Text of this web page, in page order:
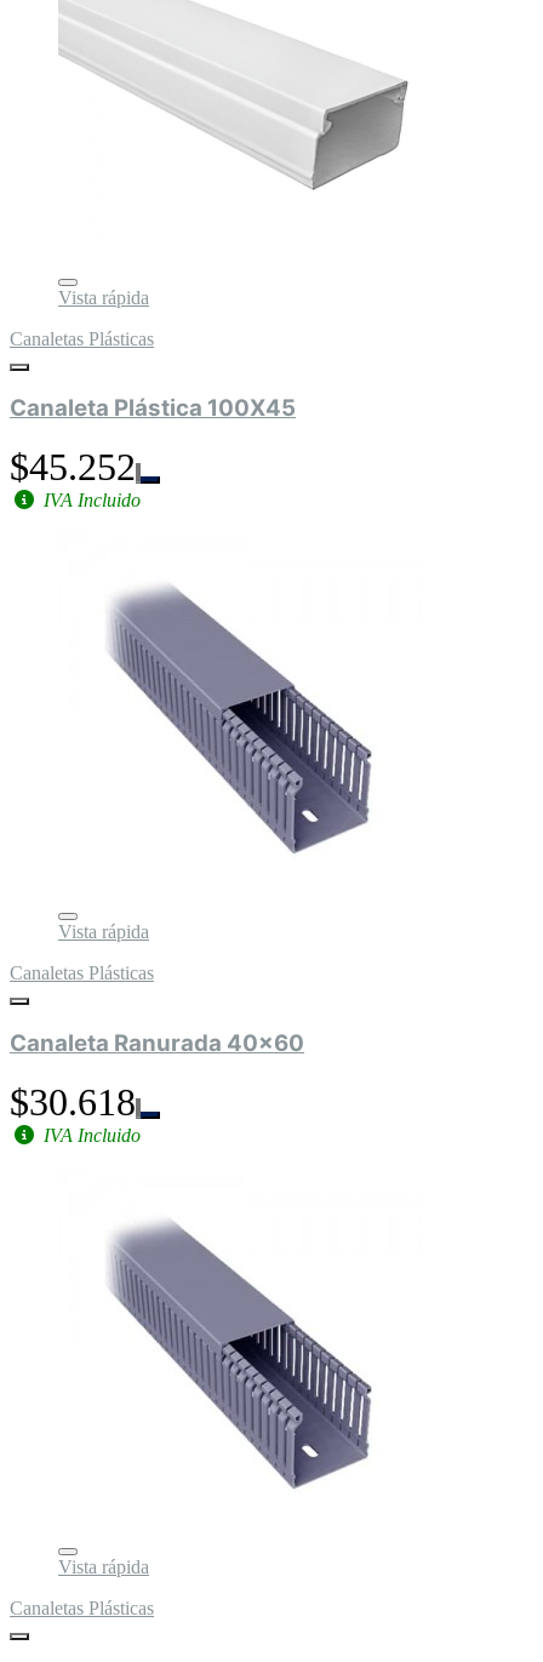
Vista rápida
Canaletas Plásticas
Canaleta Plástica 100X45
$45.252
IVA Incluido
Vista rápida
Canaletas Plásticas
Canaleta Ranurada 40x60
$30.618
IVA Incluido
Vista rápida
Canaletas Plásticas